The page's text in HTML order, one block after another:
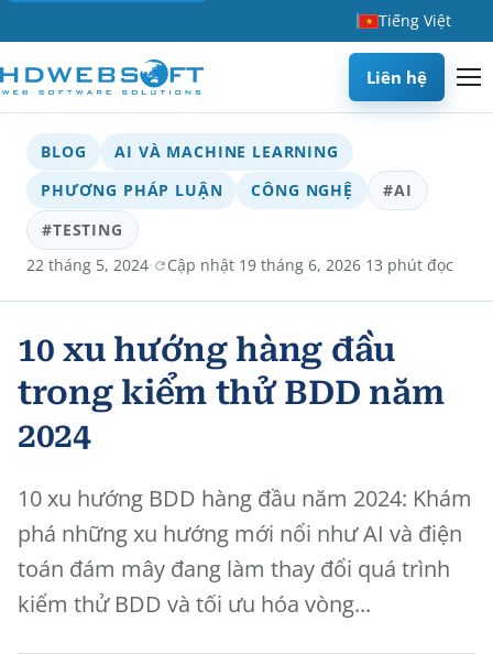
Tiếng Việt
Liên hệ
BLOG
AI VÀ MACHINE LEARNING
PHƯƠNG PHÁP LUẬN
CÔNG NGHỆ
#AI
#TESTING
22 tháng 5, 2024· Cập nhật 19 tháng 6, 2026·13 phút đọc
10 xu hướng hàng đầu
trong kiểm thử BDD năm
2024
10 xu hướng BDD hàng đầu năm 2024: Khám
phá những xu hướng mới nổi như AI và điện
toán đám mây đang làm thay đổi quá trình
kiểm thử BDD và tối ưu hóa vòng...